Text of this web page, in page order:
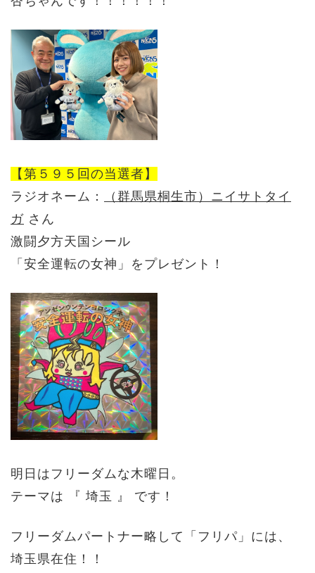
【第５９５回の当選者】
ラジオネーム：
（群馬県桐生市）ニイサトタイ
ガ さん
激闘夕方天国シール
「安全運転の女神」をプレゼント！
明日はフリーダムな木曜日。
テーマは 『 埼玉 』 です！
フリーダムパートナー略して「フリパ」には、
埼玉県在住！！